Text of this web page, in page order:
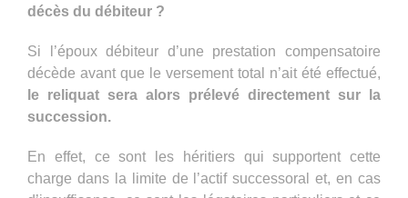
décès du débiteur ?
Si l’époux débiteur d’une prestation compensatoire
décède avant que le versement total n’ait été effectué,
le reliquat sera alors prélevé directement sur la
succession.
En effet, ce sont les héritiers qui supportent cette
charge dans la limite de l’actif successoral et, en cas